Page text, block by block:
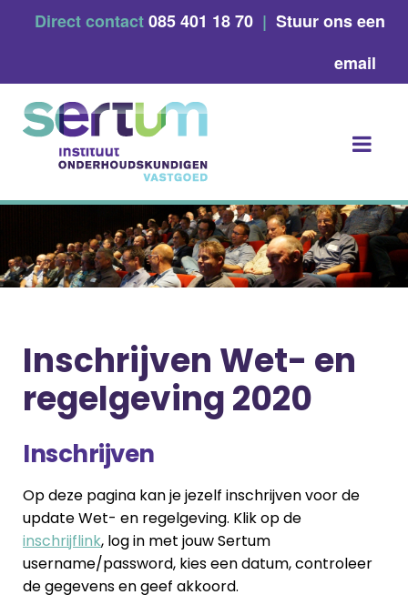
Direct contact085 401 18 70 | Stuur ons een
email
Inschrijven Wet- en
regelgeving 2020
Inschrijven
Op deze pagina kan je jezelf inschrijven voor de
update Wet- en regelgeving. Klik op de
inschrijflink, log in met jouw Sertum
username/password, kies een datum, controleer
de gegevens en geef akkoord.